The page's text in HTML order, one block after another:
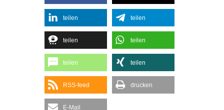
teilen teilen
teilen teilen
teilen teilen
RSS-feed drucken
E-Mail